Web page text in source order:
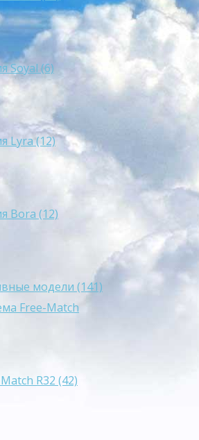
Soyal (6)
Lyra (12)
Bora (12)
модели (141)
Free-Match
R32 (42)